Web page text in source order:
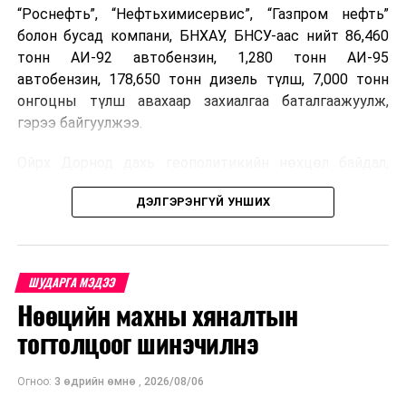
“Роснефть”, “Нефтьхимисервис”, “Газпром нефть”
болон бусад компани, БНХАУ, БНСУ-аас нийт 86,460
тонн АИ-92 автобензин, 1,280 тонн АИ-95
автобензин, 178,650 тонн дизель түлш, 7,000 тонн
онгоцны түлш авахаар захиалгаа баталгаажуулж,
гэрээ байгуулжээ.
Орос, Украины дайнаас шалтгаалсан газрын тосны
үнийн өсөлт дэлхийн зах зээлд буураагүй байна.
дахин өсөж, ОХУ болон бусад эх үүсвэрээс худалдан
авах шатахууны үнэ 1,200-2,000 ам.долларт хүрчээ.
Иймд дотоодын зах зээл дэх үнийн өсөлтийг
сааруулахын тулд гаалийн болон онцгой албан
татварыг тэглэх шаардлага үүссэнийг салбарын сайд
танилцуулсан байна.
ДЭЛГЭРЭНГҮЙ УНШИХ
ШУДАРГА МЭДЭЭ
Нөөцийн махны хяналтын
тогтолцоог шинэчилнэ
Огноо: 3 өдрийн өмнө , 2026/08/06